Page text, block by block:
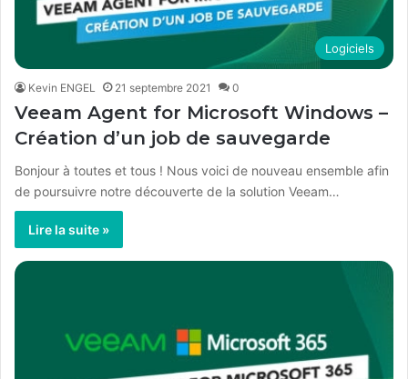
Logiciels
Kevin ENGEL 21 septembre 2021 0
Veeam Agent for Microsoft Windows –
Création d’un job de sauvegarde
Bonjour à toutes et tous ! Nous voici de nouveau ensemble afin
de poursuivre notre découverte de la solution Veeam…
Lire la suite »